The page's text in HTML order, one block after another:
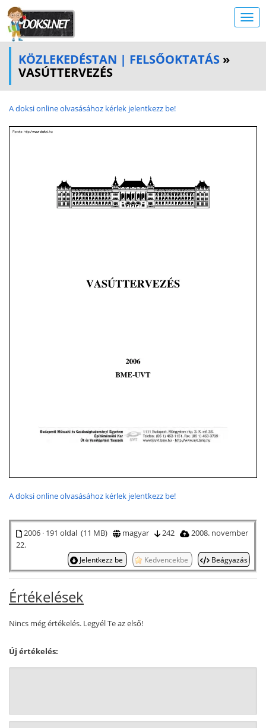
KÖZLEKEDÉSTAN | FELSŐOKTATÁS »
VASÚTTERVEZÉS
A doksi online olvasásához kérlek jelentkezz be!
A doksi online olvasásához kérlek jelentkezz be!
2006 · 191 oldal (11 MB) magyar 242
2008. november
22.
Jelentkezz be Kedvencekbe Beágyazás
Értékelések
Nincs még értékelés. Legyél Te az első!
Új értékelés: